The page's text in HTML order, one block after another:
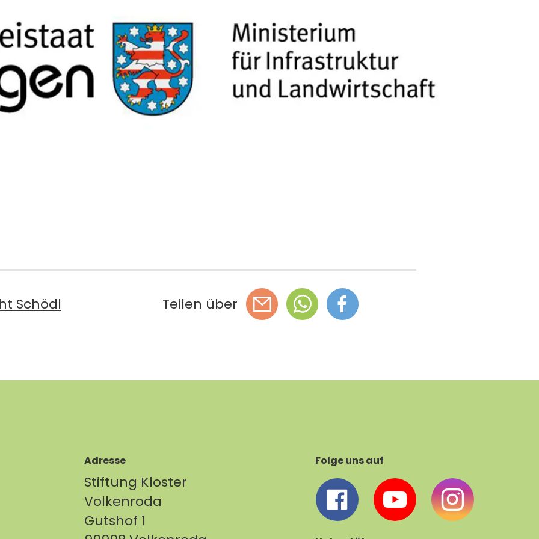
Schödl Teilen über
Adresse
Stiftung Kloster
Volkenroda
Gutshof 1
Folge uns auf